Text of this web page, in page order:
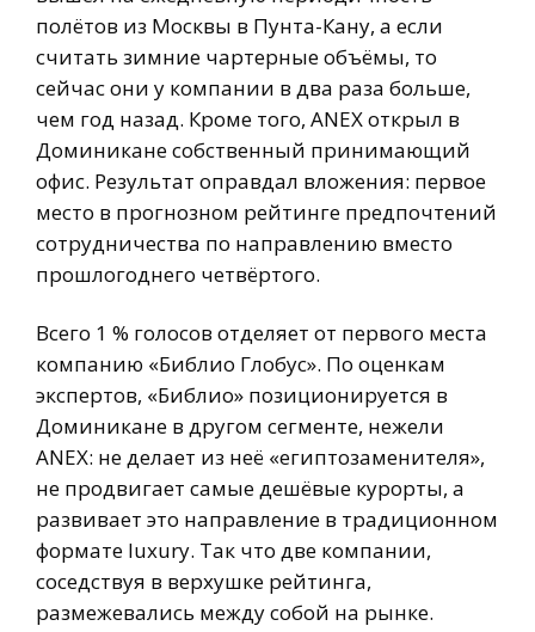
полётов из Москвы в Пунта-Кану, а если
считать зимние чартерные объёмы, то
сейчас они у компании в два раза больше,
чем год назад. Кроме того, ANEX открыл в
Доминикане собственный принимающий
офис. Результат оправдал вложения: первое
место в прогнозном рейтинге предпочтений
сотрудничества по направлению вместо
прошлогоднего четвёртого.
Всего 1 % голосов отделяет от первого места
компанию «Библио Глобус». По оценкам
экспертов, «Библио» позиционируется в
Доминикане в другом сегменте, нежели
ANEX: не делает из неё «египтозаменителя»,
не продвигает самые дешёвые курорты, а
развивает это направление в традиционном
формате luxury. Так что две компании,
соседствуя в верхушке рейтинга,
размежевались между собой на рынке.